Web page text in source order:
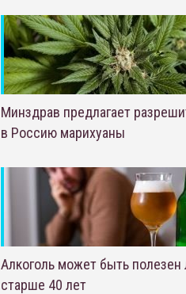
Минздрав предлагает
в Россию марихуаны
Алкоголь может быть
старше 40 лет